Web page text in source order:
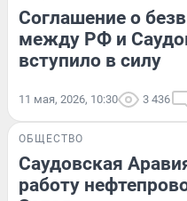
Соглашение о
между РФ и
вступило в силу
11 мая, 2026, 10:30 3 436
ОБЩЕСТВО
Саудовская
работу